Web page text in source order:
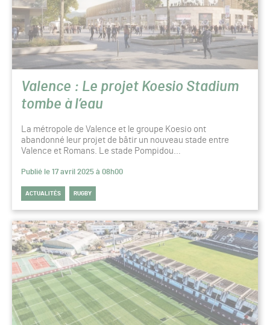
Valence : Le projet Koesio Stadium
tombe à l’eau
La métropole de Valence et le groupe Koesio ont
abandonné leur projet de bâtir un nouveau stade entre
Valence et Romans. Le stade Pompidou…
Publié le 17 avril 2025 à 08h00
ACTUALITÉS RUGBY